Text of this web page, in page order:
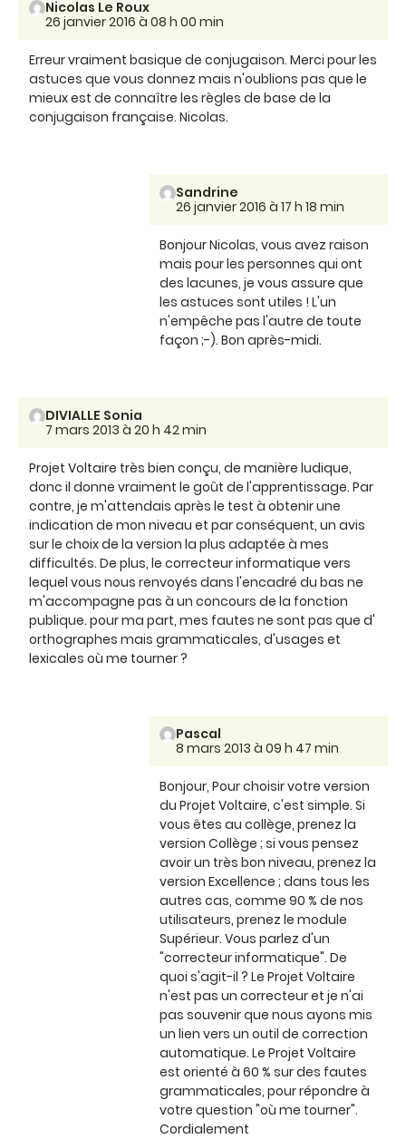
Nicolas Le Roux
26 janvier 2016 à 08 h 00 min
Erreur vraiment basique de conjugaison. Merci pour les
astuces que vous donnez mais n'oublions pas que le
mieux est de connaître les règles de base de la
conjugaison française. Nicolas.
Sandrine
26 janvier 2016 à 17 h 18 min
Bonjour Nicolas, vous avez raison
mais pour les personnes qui ont
des lacunes, je vous assure que
les astuces sont utiles ! L'un
n'empêche pas l'autre de toute
façon ;-). Bon après-midi.
DIVIALLE Sonia
7 mars 2013 à 20 h 42 min
Projet Voltaire très bien conçu, de manière ludique,
donc il donne vraiment le goût de l'apprentissage. Par
contre, je m'attendais après le test à obtenir une
indication de mon niveau et par conséquent, un avis
sur le choix de la version la plus adaptée à mes
difficultés. De plus, le correcteur informatique vers
lequel vous nous renvoyés dans l'encadré du bas ne
m'accompagne pas à un concours de la fonction
publique. pour ma part, mes fautes ne sont pas que d'
orthographes mais grammaticales, d'usages et
lexicales où me tourner ?
Pascal
8 mars 2013 à 09 h 47 min
Bonjour, Pour choisir votre version
du Projet Voltaire, c'est simple. Si
vous êtes au collège, prenez la
version Collège ; si vous pensez
avoir un très bon niveau, prenez la
version Excellence ; dans tous les
autres cas, comme 90 % de nos
utilisateurs, prenez le module
Supérieur. Vous parlez d'un
"correcteur informatique". De
quoi s'agit-il ? Le Projet Voltaire
n'est pas un correcteur et je n'ai
pas souvenir que nous ayons mis
un lien vers un outil de correction
automatique. Le Projet Voltaire
est orienté à 60 % sur des fautes
grammaticales, pour répondre à
votre question "où me tourner".
Cordialement